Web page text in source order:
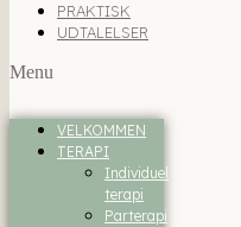
PRAKTISK
UDTALELSER
Menu
VELKOMMEN
TERAPI
Individuel
terapi
Parterapi